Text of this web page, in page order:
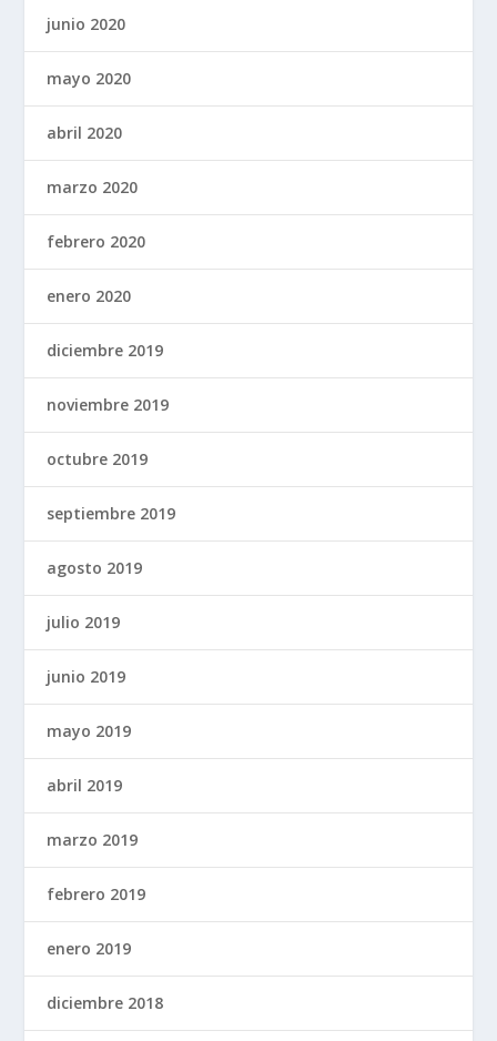
junio 2020
mayo 2020
abril 2020
marzo 2020
febrero 2020
enero 2020
diciembre 2019
noviembre 2019
octubre 2019
septiembre 2019
agosto 2019
julio 2019
junio 2019
mayo 2019
abril 2019
marzo 2019
febrero 2019
enero 2019
diciembre 2018